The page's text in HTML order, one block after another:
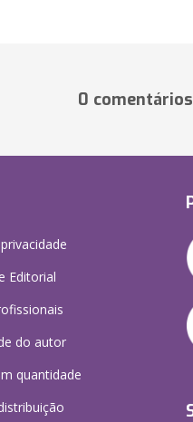
0 comentários
Editorial
do autor
quantidade